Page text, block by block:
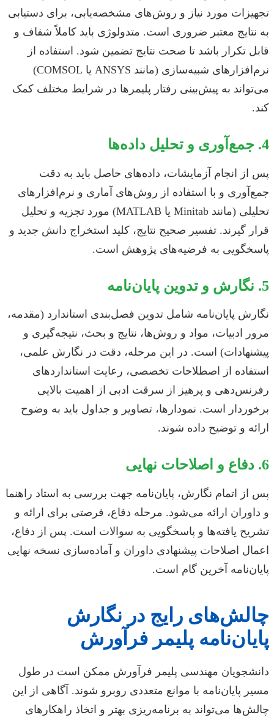
تجهیزات مورد نیاز و روش‌های مشخصه‌یابی، برای دستیابی
به نتایج معتبر ضروری است. متدولوژی باید کاملاً شفاف و
قابل تکرار باشد تا صحت نتایج تضمین شود. استفاده از
نرم‌افزارهای شبیه‌سازی (مانند ANSYS یا COMSOL)
می‌تواند به پیش‌بینی رفتار پلیمرها در شرایط مختلف کمک
کند.
4. جمع‌آوری و تحلیل داده‌ها
پس از انجام آزمایشات، داده‌های حاصل باید به دقت
جمع‌آوری و با استفاده از روش‌های آماری و نرم‌افزارهای
تحلیلی (مانند Minitab یا MATLAB) مورد تجزیه و تحلیل
قرار گیرند. تفسیر صحیح نتایج، کلید استخراج دانش جدید و
پاسخگویی به فرضیه‌های پژوهش است.
5. نگارش و تدوین پایان‌نامه
نگارش پایان‌نامه شامل تدوین فصل‌بندی استاندارد (مقدمه،
مرور ادبیات، مواد و روش‌ها، نتایج و بحث، نتیجه‌گیری و
پیشنهادات) است. در این مرحله، دقت در نگارش علمی،
استفاده از اصطلاحات تخصصی، رعایت استانداردهای
رفرنس‌دهی و پرهیز از سرقت ادبی از اهمیت بالایی
برخوردار است. نمودارها، تصاویر و جداول باید به وضوح
ارائه و توضیح داده شوند.
6. دفاع و اصلاحات نهایی
پس از اتمام نگارش، پایان‌نامه جهت بررسی به استاد راهنما
و داوران ارائه می‌شود. مرحله دفاع، فرصتی برای ارائه و
تشریح یافته‌ها و پاسخگویی به سوالات است. پس از دفاع،
اعمال اصلاحات پیشنهادی داوران و آماده‌سازی نسخه نهایی
پایان‌نامه آخرین گام است.
چالش‌های رایج در نگارش
پایان‌نامه پلیمر فرآورش
دانشجویان مهندسی پلیمر فرآورش ممکن است در طول
مسیر پایان‌نامه با موانع متعددی روبرو شوند. آگاهی از این
چالش‌ها می‌تواند به برنامه‌ریزی بهتر و اتخاذ راهکارهای